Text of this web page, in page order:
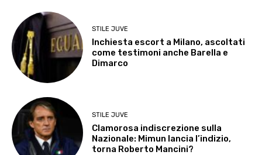
STILE JUVE
Inchiesta escort a Milano, ascoltati
come testimoni anche Barella e
Dimarco
STILE JUVE
Clamorosa indiscrezione sulla
Nazionale: Mimun lancia l’indizio,
torna Roberto Mancini?